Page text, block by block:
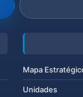
Mapa
Unidades